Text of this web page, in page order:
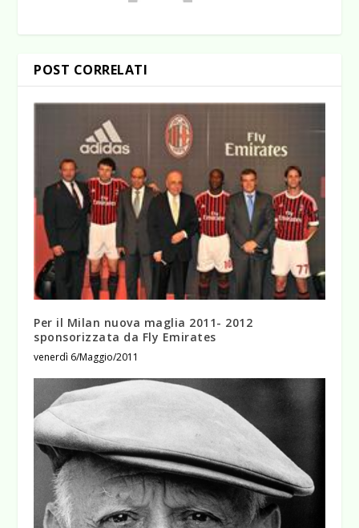
POST CORRELATI
Per il Milan nuova maglia 2011- 2012
sponsorizzata da Fly Emirates
venerdì 6/Maggio/2011